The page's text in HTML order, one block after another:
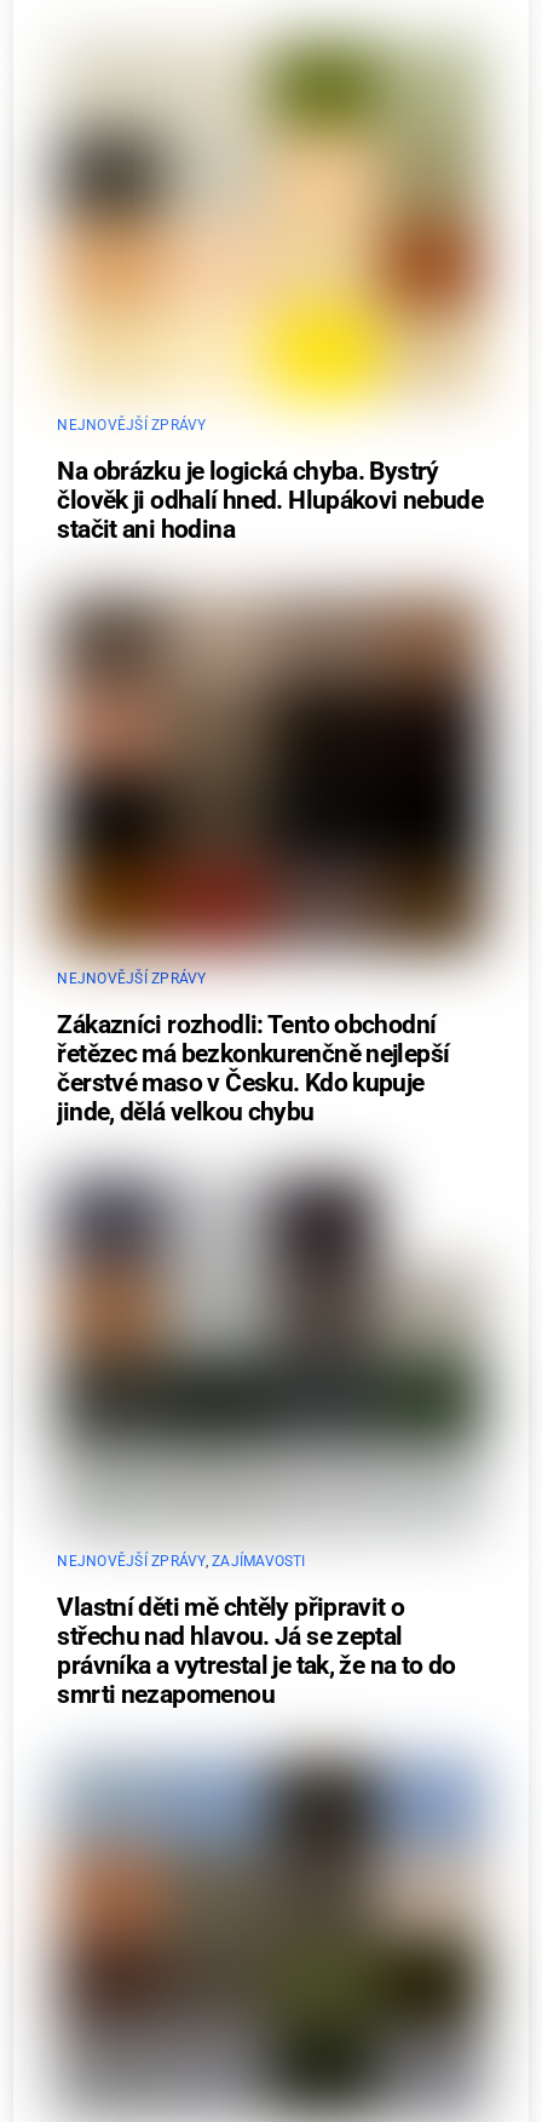
NEJNOVĚJŠÍ ZPRÁVY
Na obrázku je logická chyba. Bystrý
člověk ji odhalí hned. Hlupákovi nebude
stačit ani hodina
NEJNOVĚJŠÍ ZPRÁVY
Zákazníci rozhodli: Tento obchodní
řetězec má bezkonkurenčně nejlepší
čerstvé maso v Česku. Kdo kupuje
jinde, dělá velkou chybu
NEJNOVĚJŠÍ ZPRÁVY,ZAJÍMAVOSTI
Vlastní děti mě chtěly připravit o
střechu nad hlavou. Já se zeptal
právníka a vytrestal je tak, že na to do
smrti nezapomenou